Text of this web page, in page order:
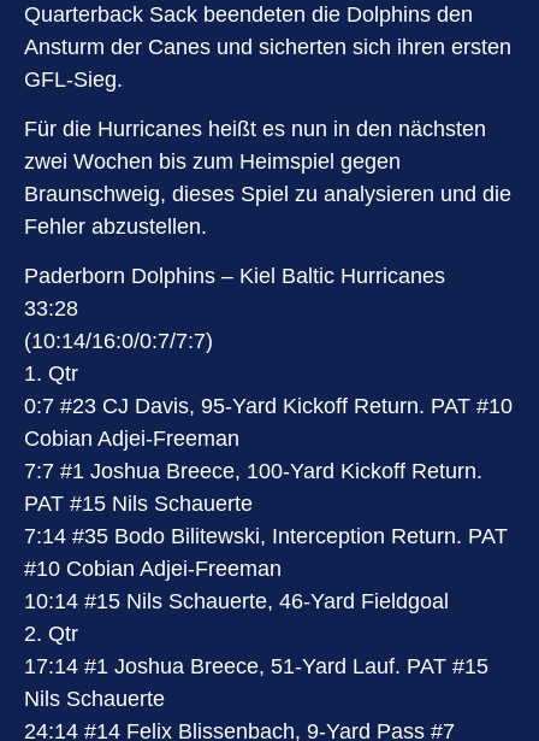
Quarterback Sack beendeten die Dolphins den
Ansturm der Canes und sicherten sich ihren ersten
GFL-Sieg.
Für die Hurricanes heißt es nun in den nächsten
zwei Wochen bis zum Heimspiel gegen
Braunschweig, dieses Spiel zu analysieren und die
Fehler abzustellen.
Paderborn Dolphins – Kiel Baltic Hurricanes
33:28
(10:14/16:0/0:7/7:7)
1. Qtr
0:7 #23 CJ Davis, 95-Yard Kickoff Return. PAT #10
Cobian Adjei-Freeman
7:7 #1 Joshua Breece, 100-Yard Kickoff Return.
PAT #15 Nils Schauerte
7:14 #35 Bodo Bilitewski, Interception Return. PAT
#10 Cobian Adjei-Freeman
10:14 #15 Nils Schauerte, 46-Yard Fieldgoal
2. Qtr
17:14 #1 Joshua Breece, 51-Yard Lauf. PAT #15
Nils Schauerte
24:14 #14 Felix Blissenbach, 9-Yard Pass #7